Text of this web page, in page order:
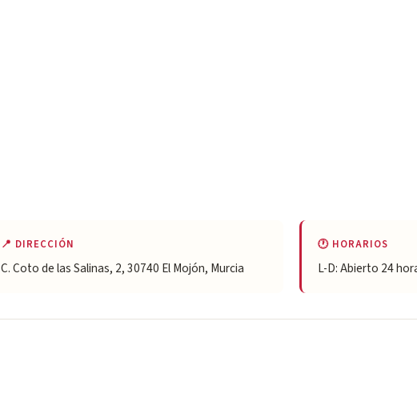
📍 DIRECCIÓN
C. Coto de las Salinas, 2, 30740 El Mojón, Murcia
🕐 HORARIOS
L-D: Abierto 24